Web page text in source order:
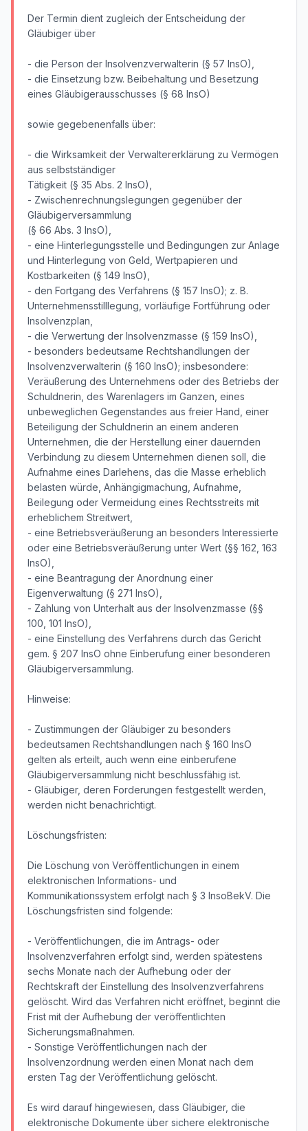
Der Termin dient zugleich der Entscheidung der
Gläubiger über
- die Person der Insolvenzverwalterin (§ 57 InsO),
- die Einsetzung bzw. Beibehaltung und Besetzung
eines Gläubigerausschusses (§ 68 InsO)
sowie gegebenenfalls über:
- die Wirksamkeit der Verwaltererklärung zu Vermögen
aus selbstständiger
Tätigkeit (§ 35 Abs. 2 InsO),
- Zwischenrechnungslegungen gegenüber der
Gläubigerversammlung
(§ 66 Abs. 3 InsO),
- eine Hinterlegungsstelle und Bedingungen zur Anlage
und Hinterlegung von Geld, Wertpapieren und
Kostbarkeiten (§ 149 InsO),
- den Fortgang des Verfahrens (§ 157 InsO); z. B.
Unternehmensstilllegung, vorläufige Fortführung oder
Insolvenzplan,
- die Verwertung der Insolvenzmasse (§ 159 InsO),
- besonders bedeutsame Rechtshandlungen der
Insolvenzverwalterin (§ 160 InsO); insbesondere:
Veräußerung des Unternehmens oder des Betriebs der
Schuldnerin, des Warenlagers im Ganzen, eines
unbeweglichen Gegenstandes aus freier Hand, einer
Beteiligung der Schuldnerin an einem anderen
Unternehmen, die der Herstellung einer dauernden
Verbindung zu diesem Unternehmen dienen soll, die
Aufnahme eines Darlehens, das die Masse erheblich
belasten würde, Anhängigmachung, Aufnahme,
Beilegung oder Vermeidung eines Rechtsstreits mit
erheblichem Streitwert,
- eine Betriebsveräußerung an besonders Interessierte
oder eine Betriebsveräußerung unter Wert (§§ 162, 163
InsO),
- eine Beantragung der Anordnung einer
Eigenverwaltung (§ 271 InsO),
- Zahlung von Unterhalt aus der Insolvenzmasse (§§
100, 101 InsO),
- eine Einstellung des Verfahrens durch das Gericht
gem. § 207 InsO ohne Einberufung einer besonderen
Gläubigerversammlung.
Hinweise:
- Zustimmungen der Gläubiger zu besonders
bedeutsamen Rechtshandlungen nach § 160 InsO
gelten als erteilt, auch wenn eine einberufene
Gläubigerversammlung nicht beschlussfähig ist.
- Gläubiger, deren Forderungen festgestellt werden,
werden nicht benachrichtigt.
Löschungsfristen:
Die Löschung von Veröffentlichungen in einem
elektronischen Informations- und
Kommunikationssystem erfolgt nach § 3 InsoBekV. Die
Löschungsfristen sind folgende:
- Veröffentlichungen, die im Antrags- oder
Insolvenzverfahren erfolgt sind, werden spätestens
sechs Monate nach der Aufhebung oder der
Rechtskraft der Einstellung des Insolvenzverfahrens
gelöscht. Wird das Verfahren nicht eröffnet, beginnt die
Frist mit der Aufhebung der veröffentlichten
Sicherungsmaßnahmen.
- Sonstige Veröffentlichungen nach der
Insolvenzordnung werden einen Monat nach dem
ersten Tag der Veröffentlichung gelöscht.
Es wird darauf hingewiesen, dass Gläubiger, die
elektronische Dokumente über sichere elektronische